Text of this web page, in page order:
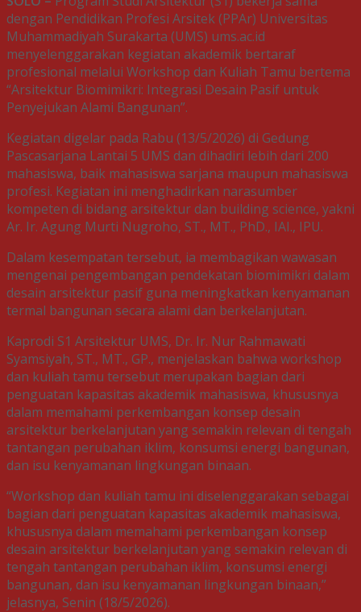
dengan Pendidikan Profesi Arsitek (PPAr) Universitas
Muhammadiyah Surakarta (UMS) ums.ac.id
menyelenggarakan kegiatan akademik bertaraf
profesional melalui Workshop dan Kuliah Tamu bertema
“Arsitektur Biomimikri: Integrasi Desain Pasif untuk
Penyejukan Alami Bangunan”.
Kegiatan digelar pada Rabu (13/5/2026) di Gedung
Pascasarjana Lantai 5 UMS dan dihadiri lebih dari 200
mahasiswa, baik mahasiswa sarjana maupun mahasiswa
profesi. Kegiatan ini menghadirkan narasumber
kompeten di bidang arsitektur dan building science, yakni
Ar. Ir. Agung Murti Nugroho, ST., MT., PhD., IAI., IPU.
Dalam kesempatan tersebut, ia membagikan wawasan
mengenai pengembangan pendekatan biomimikri dalam
desain arsitektur pasif guna meningkatkan kenyamanan
termal bangunan secara alami dan berkelanjutan.
Kaprodi S1 Arsitektur UMS, Dr. Ir. Nur Rahmawati
Syamsiyah, ST., MT., GP., menjelaskan bahwa workshop
dan kuliah tamu tersebut merupakan bagian dari
penguatan kapasitas akademik mahasiswa, khususnya
dalam memahami perkembangan konsep desain
arsitektur berkelanjutan yang semakin relevan di tengah
tantangan perubahan iklim, konsumsi energi bangunan,
dan isu kenyamanan lingkungan binaan.
“Workshop dan kuliah tamu ini diselenggarakan sebagai
bagian dari penguatan kapasitas akademik mahasiswa,
khususnya dalam memahami perkembangan konsep
desain arsitektur berkelanjutan yang semakin relevan di
tengah tantangan perubahan iklim, konsumsi energi
bangunan, dan isu kenyamanan lingkungan binaan,”
jelasnya, Senin (18/5/2026).